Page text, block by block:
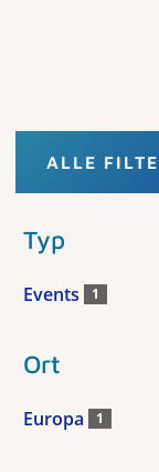
ALLE
Typ
Events 1
Ort
Europa 1